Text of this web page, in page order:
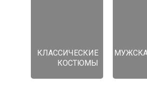
КЛАССИЧЕСКИЕ
КОСТЮМЫ